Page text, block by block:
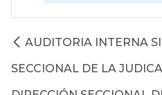
AUDITORIA INTERNA
SECCIONAL DE LA